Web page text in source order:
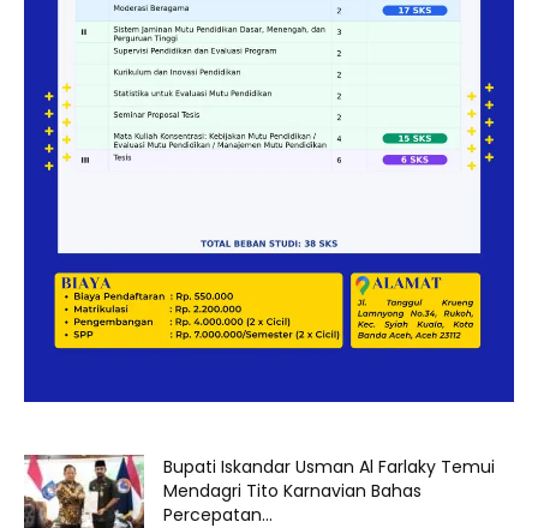
Bupati Iskandar Usman Al Farlaky Temui
Mendagri Tito Karnavian Bahas
Percepatan...